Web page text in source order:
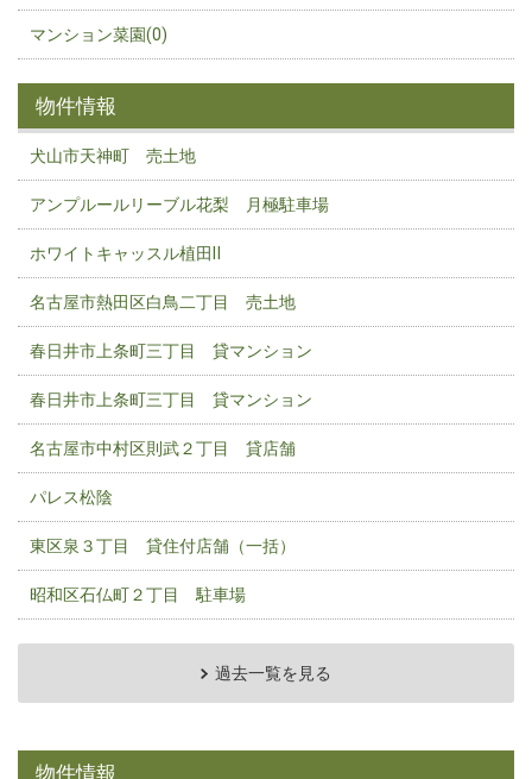
マンション菜園(0)
物件情報
犬山市天神町 売土地
アンプルールリーブル花梨 月極駐車場
ホワイトキャッスル植田Ⅱ
名古屋市熱田区白鳥二丁目 売土地
春日井市上条町三丁目 貸マンション
春日井市上条町三丁目 貸マンション
名古屋市中村区則武２丁目 貸店舗
パレス松陰
東区泉３丁目 貸住付店舗（一括）
昭和区石仏町２丁目 駐車場
過去一覧を見る
物件情報